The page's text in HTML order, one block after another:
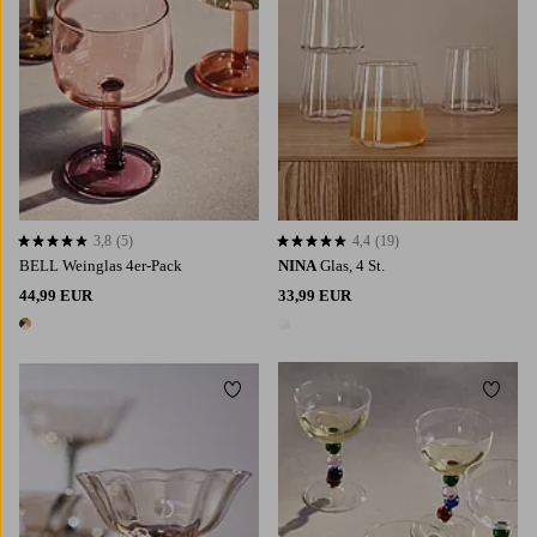
BELL Weinglas 4er-Pack
44,99 EUR
1 Farbe
3,8 basierend auf 5 Bewertungen
3,8 (5)
NINA Glas, 4 St.
33,99 EUR
4,4 basierend auf 19 Bewertungen
4,4 (19)
Zu Favoriten hinzufügen Zu